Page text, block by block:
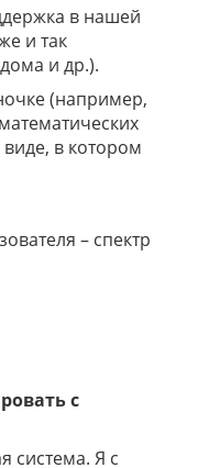
в нашей
и так
и др.).
(например,
в котором
– спектр
с
система. Я с